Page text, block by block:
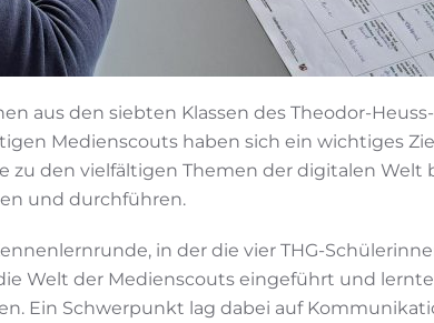
aus den siebten Klassen des Theodor-
Medienscouts haben sich ein wichtiges
den vielfältigen Themen der digitalen Welt
und durchführen.
in der die vier THG-
Welt der Medienscouts eingeführt und
Ein Schwerpunkt lag dabei auf